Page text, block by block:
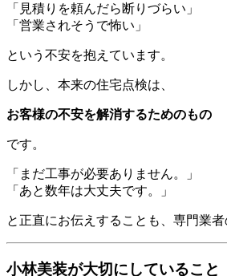
「見積りを頼んだら断りづらい」
「営業されそうで怖い」
という不安を抱えています。
しかし、本来の住宅点検は、
お客様の不安を解消するためのもの
です。
「まだ工事が必要ありません。」
「あと数年は大丈夫です。」
と正直にお伝えすることも、専門業者
小林美装が大切にしていること